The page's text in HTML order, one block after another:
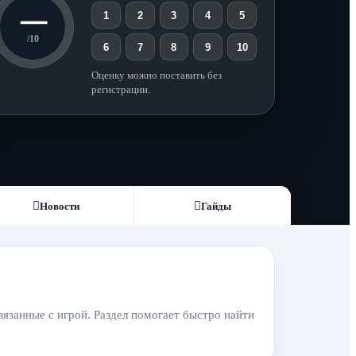
—
/10
1 2 3 4 5
6 7 8 9 10
Оценку можно поставить без
регистрации.
Новости Гайды
с игрой. Раздел помогает быстро найти